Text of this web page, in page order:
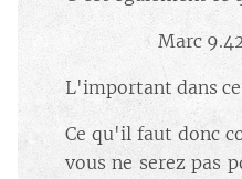
🔘 Marc
L'important dans
Ce qu'il faut donc
vous ne serez pas